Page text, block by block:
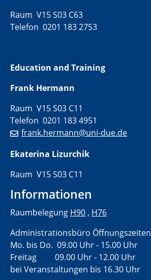
Raum V15 S03 C63
Telefon 0201 183 2753
Education and Training
Frank Hermann
Raum V15 S03 C11
Telefon 0201 183 4951
frank.hermann@uni-due.de
Ekaterina Lizurchik
Raum V15 S03 C11
Informationen
Raumbelegung H90 , H76
Administrationsbüro Öffnungszeiten
Mo. bis Do. 09.00 Uhr - 15.00 Uhr
Freitag 09.00 Uhr - 12.00 Uhr
bei Veranstaltungen bis 16.30 Uhr